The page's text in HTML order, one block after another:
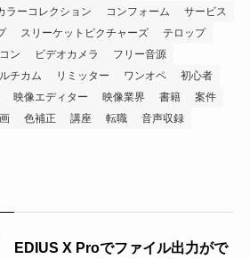
ラーコレクション コンフォーム
サービス
スリーケットピクチャーズ
テロップ
ン ビデオカメラ
フリー音源
チカム リミッター ワンオペ
初心者
映像エディター 映像業界 書籍
案件
色補正 講座 転職 音声収録
EDIUS X Proでファイル出力がで